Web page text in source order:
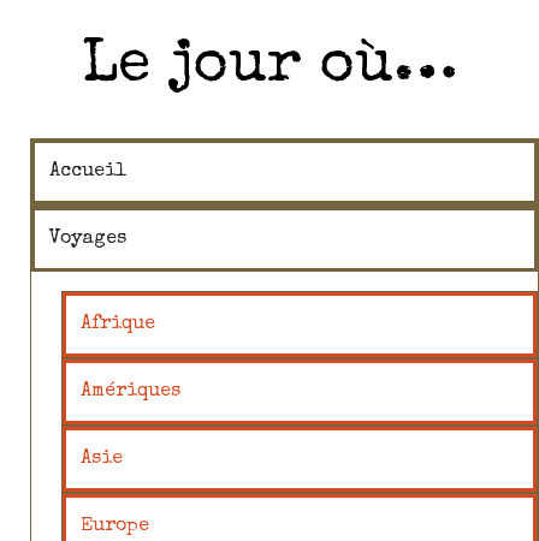
Le jour où…
Accueil
Voyages
Afrique
Amériques
Asie
Europe